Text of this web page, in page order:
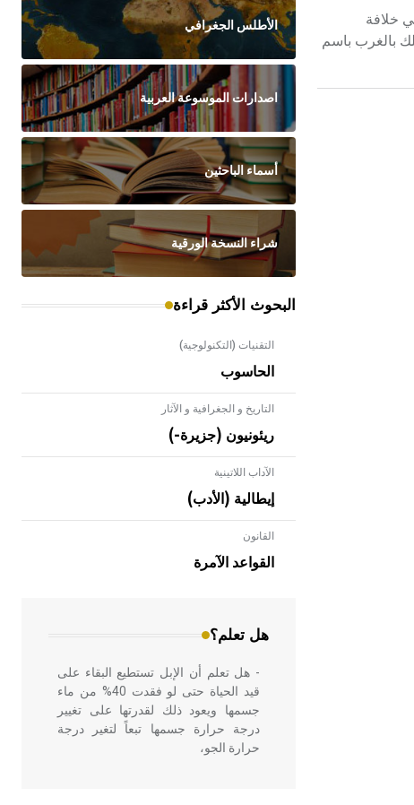
خلافة
بالغرب باسم
الأطلس الجغرافي
اصدارات الموسوعة العربية
أسماء الباحثين
شراء النسخة الورقية
البحوث الأكثر قراءة
التقنيات (التكنولوجية)
الحاسوب
التاريخ و الجغرافية و الآثار
ريئونيون (جزيرة-)
الآداب اللاتينية
إيطالية (الأدب)
القانون
القواعد الآمرة
هل تعلم؟
- هل تعلم أن الأبلق نوع من الفنون
الهندسية التي ارتبطت بالعمارة الإسلامية
في بلاد الشام ومصر خاصة، حيث يحرص
- هل تعلم أن الإبل تستطيع البقاء على
قيد الحياة حتى لو فقدت 40% من ماء
جسمها ويعود ذلك لقدرتها على تغيير
درجة حرارة جسمها تبعاً لتغير درجة
حرارة الجو،